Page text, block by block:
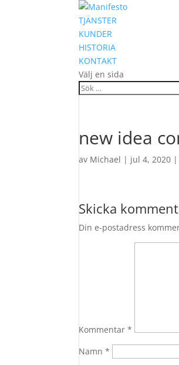
TJÄNSTER
KUNDER
HISTORIA
KONTAKT
Välj en sida
new idea
av Michael | jul 4, 2020
Skicka
Din e-postadress
Kommentar*
Namn*